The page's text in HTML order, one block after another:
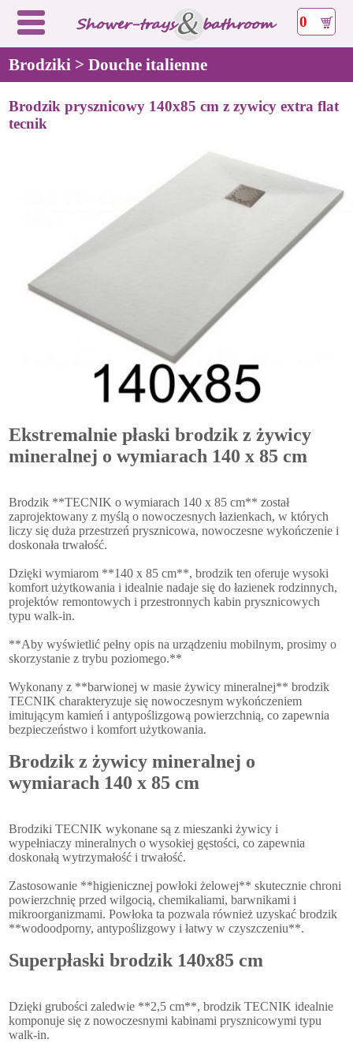
0
Brodziki > Douche italienne
Brodzik prysznicowy 140x85 cm z zywicy extra flat
tecnik
Ekstremalnie płaski brodzik z żywicy
mineralnej o wymiarach 140 x 85 cm
Brodzik **TECNIK o wymiarach 140 x 85 cm** został
zaprojektowany z myślą o nowoczesnych łazienkach, w których
liczy się duża przestrzeń prysznicowa, nowoczesne wykończenie i
doskonała trwałość.
Dzięki wymiarom **140 x 85 cm**, brodzik ten oferuje wysoki
komfort użytkowania i idealnie nadaje się do łazienek rodzinnych,
projektów remontowych i przestronnych kabin prysznicowych
typu walk-in.
**Aby wyświetlić pełny opis na urządzeniu mobilnym, prosimy o
skorzystanie z trybu poziomego.**
Wykonany z **barwionej w masie żywicy mineralnej** brodzik
TECNIK charakteryzuje się nowoczesnym wykończeniem
imitującym kamień i antypoślizgową powierzchnią, co zapewnia
bezpieczeństwo i komfort użytkowania.
Brodzik z żywicy mineralnej o
wymiarach 140 x 85 cm
Brodziki TECNIK wykonane są z mieszanki żywicy i
wypełniaczy mineralnych o wysokiej gęstości, co zapewnia
doskonałą wytrzymałość i trwałość.
Zastosowanie **higienicznej powłoki żelowej** skutecznie chroni
powierzchnię przed wilgocią, chemikaliami, barwnikami i
mikroorganizmami. Powłoka ta pozwala również uzyskać brodzik
**wodoodporny, antypoślizgowy i łatwy w czyszczeniu**.
Superpłaski brodzik 140x85 cm
Dzięki grubości zaledwie **2,5 cm**, brodzik TECNIK idealnie
komponuje się z nowoczesnymi kabinami prysznicowymi typu
walk-in.